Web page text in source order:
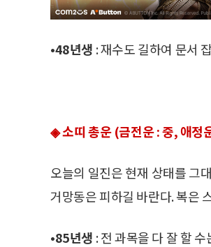
•48년생 : 재수도 길하여 문서
◈ 소띠 총운 (금전운 : 중, 애정
오늘의 일진은 현재 상태를 그
거망동은 피하길 바란다. 복은
•85년생 : 전 과목을 다 잘 할